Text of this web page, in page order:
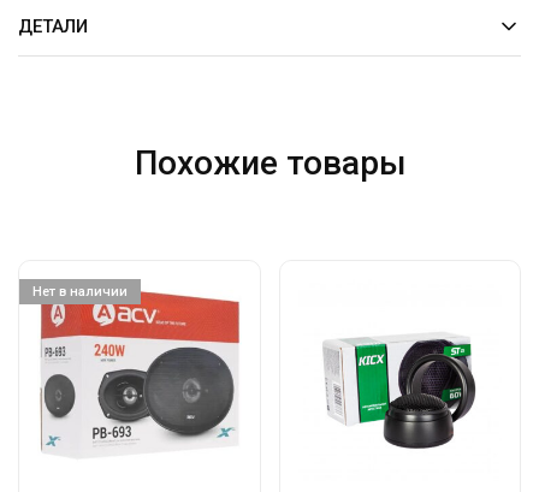
ДЕТАЛИ
Похожие товары
Нет в наличии